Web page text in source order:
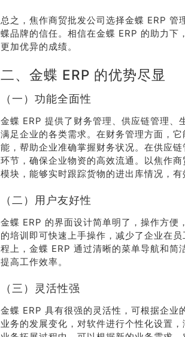
推荐
总之，焦作商贸批发公司选择金蝶 ERP 管
蝶品牌的信任。相信在金蝶 ERP 的助力下
更加优异的成绩。
二、金蝶 ERP 的优势尽显
（一）功能全面性
金蝶 ERP 提供了财务管理、供应链管理、
满足企业的各类需求。在财务管理方面，
能，帮助企业准确掌握财务状况。在供应
环节，确保企业物资的高效流通。以焦作
模块，能够实时跟踪货物的进出库情况，
（二）用户友好性
金蝶 ERP 的界面设计简单明了，操作方便
的培训即可快速上手操作，减少了企业在
程上，金蝶 ERP 通过清晰的菜单导航和简
提高工作效率。
（三）灵活性强
金蝶 ERP 具有很强的灵活性，可根据企业
业务的发展变化，对软件进行个性化设置